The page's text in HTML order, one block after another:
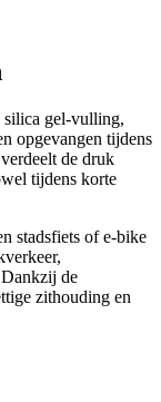
silica gel-vulling,
opgevangen tijdens
de druk
tijdens korte
stadsfiets of e-bike
de
zithouding en